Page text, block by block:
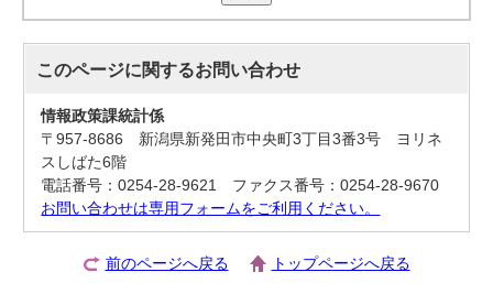
このページに関するお問い合わせ
情報政策課統計係
〒957-8686 新潟県新発田市中央町3丁目3番3号 ヨリネ
スしばた6階
電話番号：0254-28-9621 ファクス番号：0254-28-9670
お問い合わせは専用フォームをご利用ください。
前のページへ戻る トップページへ戻る